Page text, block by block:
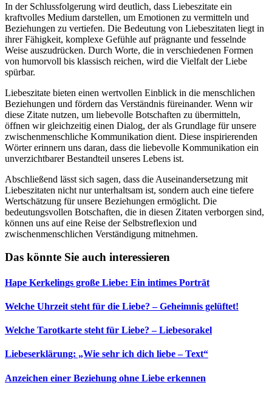
In der Schlussfolgerung wird deutlich, dass Liebeszitate ein
kraftvolles Medium darstellen, um Emotionen zu vermitteln und
Beziehungen zu vertiefen. Die Bedeutung von Liebeszitaten liegt in
ihrer Fähigkeit, komplexe Gefühle auf prägnante und fesselnde
Weise auszudrücken. Durch Worte, die in verschiedenen Formen
von humorvoll bis klassisch reichen, wird die Vielfalt der Liebe
spürbar.
Liebeszitate bieten einen wertvollen Einblick in die menschlichen
Beziehungen und fördern das Verständnis füreinander. Wenn wir
diese Zitate nutzen, um liebevolle Botschaften zu übermitteln,
öffnen wir gleichzeitig einen Dialog, der als Grundlage für unsere
zwischenmenschliche Kommunikation dient. Diese inspirierenden
Wörter erinnern uns daran, dass die liebevolle Kommunikation ein
unverzichtbarer Bestandteil unseres Lebens ist.
Abschließend lässt sich sagen, dass die Auseinandersetzung mit
Liebeszitaten nicht nur unterhaltsam ist, sondern auch eine tiefere
Wertschätzung für unsere Beziehungen ermöglicht. Die
bedeutungsvollen Botschaften, die in diesen Zitaten verborgen sind,
können uns auf eine Reise der Selbstreflexion und
zwischenmenschlichen Verständigung mitnehmen.
Das könnte Sie auch interessieren
Hape Kerkelings große Liebe: Ein intimes Porträt
Welche Uhrzeit steht für die Liebe? – Geheimnis gelüftet!
Welche Tarotkarte steht für Liebe? – Liebesorakel
Liebeserklärung: „Wie sehr ich dich liebe – Text“
Anzeichen einer Beziehung ohne Liebe erkennen